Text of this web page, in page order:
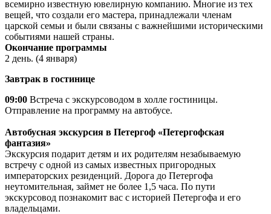
всемирно известную ювелирную компанию. Многие из тех
вещей, что создали его мастера, принадлежали членам
царской семьи и были связаны с важнейшими историческими
событиями нашей страны.
Окончание программы
2 день. (4 января)
Завтрак в гостинице
09:00 Встреча с экскурсоводом в холле гостиницы.
Отправление на программу на автобусе.
Автобусная экскурсия в Петергоф «Петергофская
фантазия»
Экскурсия подарит детям и их родителям незабываемую
встречу с одной из самых известных пригородных
императорских резиденций. Дорога до Петергофа
неутомительная, займет не более 1,5 часа. По пути
экскурсовод познакомит вас с историей Петергофа и его
владельцами.